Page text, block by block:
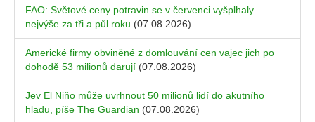
FAO: Světové ceny potravin se v červenci vyšplhaly
nejvýše za tři a půl roku (07.08.2026)
Americké firmy obviněné z domlouvání cen vajec jich po
dohodě 53 milionů darují (07.08.2026)
Jev El Niňo může uvrhnout 50 milionů lidí do akutního
hladu, píše The Guardian (07.08.2026)